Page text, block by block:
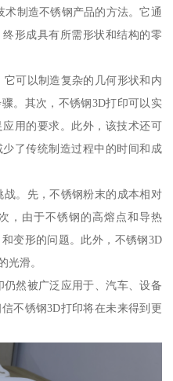
术制造不锈钢产品的方法。它通
形成具有所需形状和结构的零
可以制造复杂的几何形状和内
。其次，不锈钢3D打印可以实
用的要求。此外，该技术还可
了传统制造过程中的时间和成
。先，不锈钢粉末的成本相对
，由于不锈钢的高熔点和导热
变形的问题。此外，不锈钢3D
光滑。
然被广泛应用于、汽车、设备
不锈钢3D打印将在未来得到更